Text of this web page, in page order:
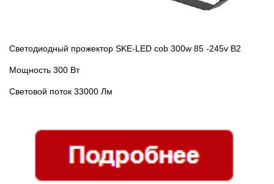
Светодиодный прожектор SKE-LED cob 300w 85 -245v В2
Мощность 300 Вт
Световой поток 33000 Лм